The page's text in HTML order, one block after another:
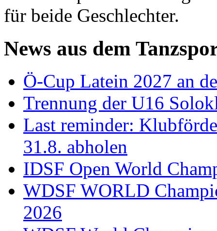
für beide Geschlechter.
News aus dem
Ö-Cup Latein 2027 an
Trennung der U16
Last reminder:
31.8. abholen
IDSF Open World
WDSF WORLD
2026